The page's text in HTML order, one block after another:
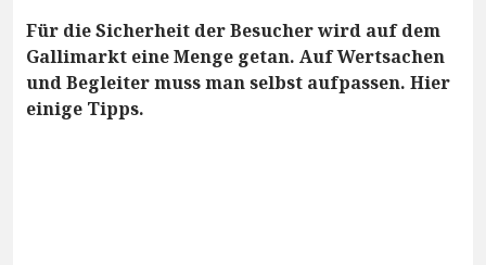
Für die Sicherheit der Besucher wird auf dem
Gallimarkt eine Menge getan. Auf Wertsachen
und Begleiter muss man selbst aufpassen. Hier
einige Tipps.